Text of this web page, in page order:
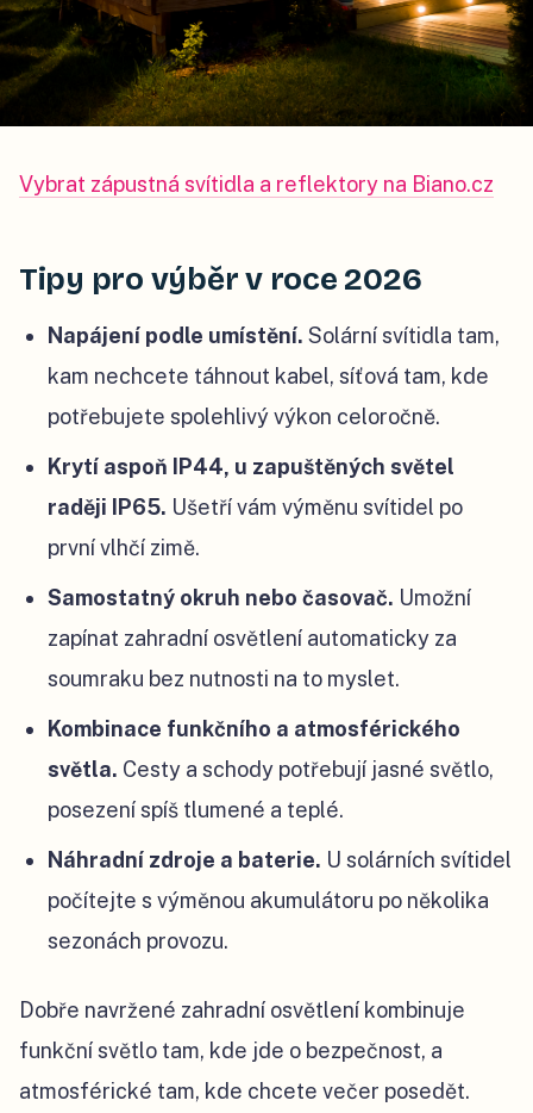
Vybrat zápustná svítidla a reflektory na Biano.cz
Tipy pro výběr v roce 2026
Napájení podle umístění. Solární svítidla tam,
kam nechcete táhnout kabel, síťová tam, kde
potřebujete spolehlivý výkon celoročně.
Krytí aspoň IP44, u zapuštěných světel
raději IP65. Ušetří vám výměnu svítidel po
první vlhčí zimě.
Samostatný okruh nebo časovač. Umožní
zapínat zahradní osvětlení automaticky za
soumraku bez nutnosti na to myslet.
Kombinace funkčního a atmosférického
světla. Cesty a schody potřebují jasné světlo,
posezení spíš tlumené a teplé.
Náhradní zdroje a baterie. U solárních svítidel
počítejte s výměnou akumulátoru po několika
sezonách provozu.
Dobře navržené zahradní osvětlení kombinuje
funkční světlo tam, kde jde o bezpečnost, a
atmosférické tam, kde chcete večer posedět.